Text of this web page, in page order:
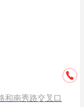
和南秀路交叉口